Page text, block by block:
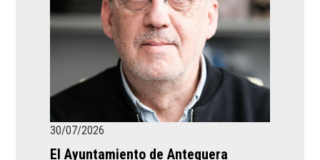
30/07/2026
El Ayuntamiento de Antequera